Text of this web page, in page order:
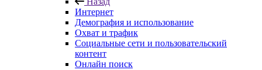
Интернет
Демография и использование
Охват и трафик
Социальные сети и пользовательский
контент
Онлайн поиск